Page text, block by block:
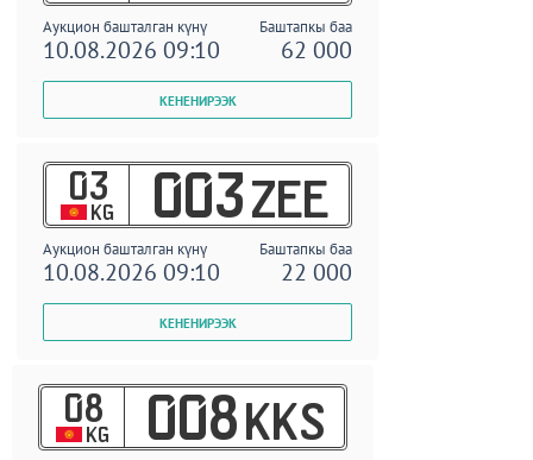
Аукцион башталган күнү Баштапкы баа
10.08.2026 09:10 62 000
03
KG 003 ZEE
Аукцион башталган күнү Баштапкы баа
10.08.2026 09:10 22 000
08
KG 008 KKS